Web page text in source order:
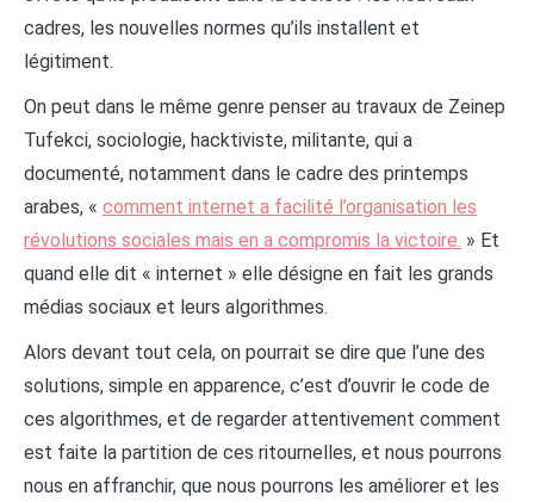
cadres, les nouvelles normes qu’ils installent et
légitiment.
On peut dans le même genre penser au travaux de Zeinep
Tufekci, sociologie, hacktiviste, militante, qui a
documenté, notamment dans le cadre des printemps
arabes, « comment internet a facilité l’organisation les
révolutions sociales mais en a compromis la victoire. » Et
quand elle dit « internet » elle désigne en fait les grands
médias sociaux et leurs algorithmes.
Alors devant tout cela, on pourrait se dire que l’une des
solutions, simple en apparence, c’est d’ouvrir le code de
ces algorithmes, et de regarder attentivement comment
est faite la partition de ces ritournelles, et nous pourrons
nous en affranchir, que nous pourrons les améliorer et les